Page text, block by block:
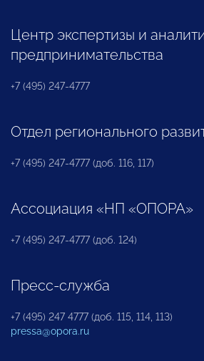
Центр экспертизы и
предпринимательства
+7 (495) 247-4777
Отдел регионального
+7 (495) 247-4777 (доб. 116, 117)
Ассоциация «НП «ОПОРА»
+7 (495) 247-4777 (доб. 124)
Пресс-служба
+7 (495) 247 4777 (доб. 115, 114, 113)
pressa@opora.ru